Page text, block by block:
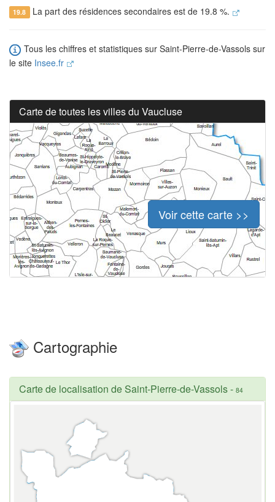
19.8 La part des résidences secondaires est de 19.8 %.
Tous les chiffres et statistiques sur Saint-Pierre-de-Vassols sur
le site Insee.fr
Carte de toutes les villes du Vaucluse
Voir cette carte >>
Cartographie
Carte de localisation de Saint-Pierre-de-Vassols- 84